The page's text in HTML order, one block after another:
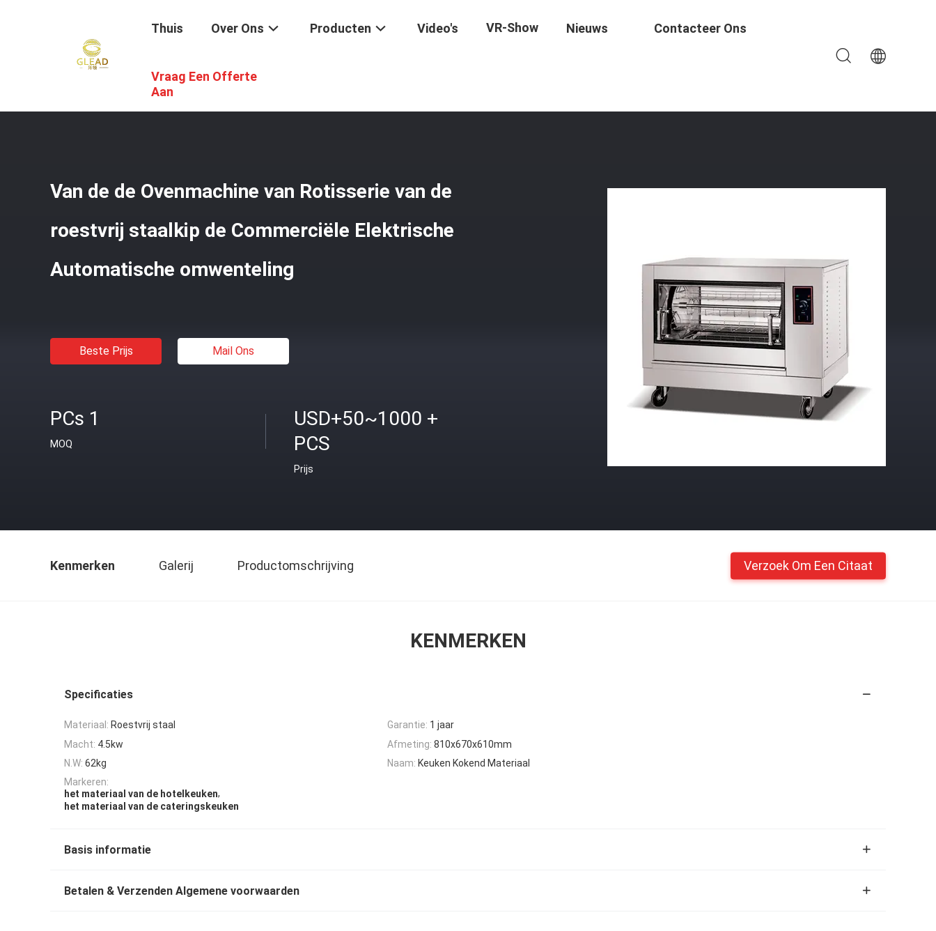
Thuis Over Ons Producten Video's VR-Show Nieuws Contacteer Ons
Vraag Een Offerte
Aan
Keuken Kokend Materiaal
Van de de Ovenmachine van Rotisserie van de
roestvrij staalkip de Commerciële Elektrische
Automatische omwenteling
Beste Prijs Mail Ons
PCs 1
MOQ
USD+50~1000 +
PCS
Prijs
Kenmerken Galerij Productomschrijving Verzoek Om Een Citaat
KENMERKEN
Specificaties
Materiaal: Roestvrij staal Garantie: 1 jaar
Macht: 4.5kw Afmeting: 810x670x610mm
N.W: 62kg Naam: Keuken Kokend Materiaal
Markeren:
het materiaal van de hotelkeuken,
het materiaal van de cateringskeuken
Basis informatie
Betalen & Verzenden Algemene voorwaarden